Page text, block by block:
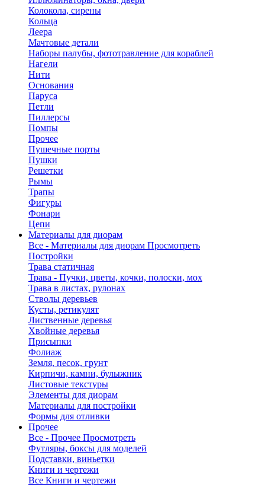
Колокола, сирены
Кольца
Леера
Мачтовые детали
Наборы палубы, фототравление для кораблей
Нагели
Нити
Основания
Паруса
Петли
Пиллерсы
Помпы
Прочее
Пушечные порты
Пушки
Решетки
Рымы
Трапы
Фигуры
Фонари
Цепи
Материалы для диорам
Все - Материалы для диорам Просмотреть
Постройки
Трава статичная
Трава - Пучки, цветы, кочки, полоски, мох
Трава в листах, рулонах
Стволы деревьев
Кусты, ретикулят
Лиственные деревья
Хвойные деревья
Присыпки
Фолиаж
Земля, песок, грунт
Кирпичи, камни, булыжник
Листовые текстуры
Элементы для диорам
Материалы для постройки
Формы для отливки
Прочее
Все - Прочее Просмотреть
Футляры, боксы для моделей
Подставки, виньетки
Книги и чертежи
Все Книги и чертежи